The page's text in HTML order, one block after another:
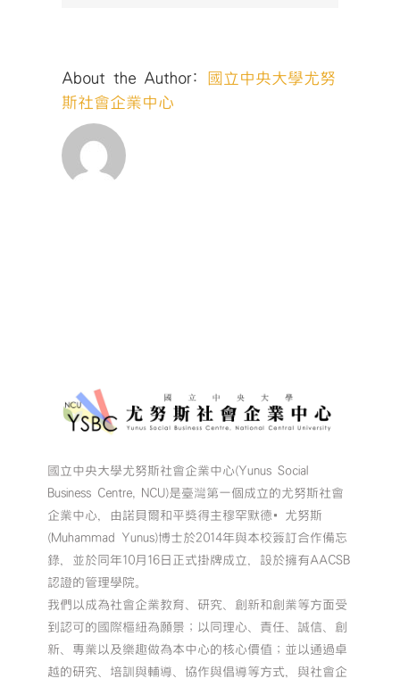
About the Author:
國立中央大學尤努
斯社會企業中心
國立中央大學尤努斯社會企業中心(Yunus Social
Business Centre, NCU)是臺灣第一個成立的尤努斯社會
企業中心，由諾貝爾和平獎得主穆罕默德•尤努斯
(Muhammad Yunus)博士於2014年與本校簽訂合作備忘
錄，並於同年10月16日正式掛牌成立，設於擁有AACSB
認證的管理學院。
我們以成為社會企業教育、研究、創新和創業等方面受
到認可的國際樞紐為願景；以同理心、責任、誠信、創
新、專業以及樂趣做為本中心的核心價值；並以通過卓
越的研究、培訓與輔導、協作與倡導等方式，與社會企